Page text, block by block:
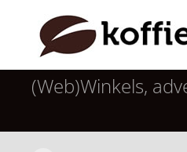
(Web)Winkels,